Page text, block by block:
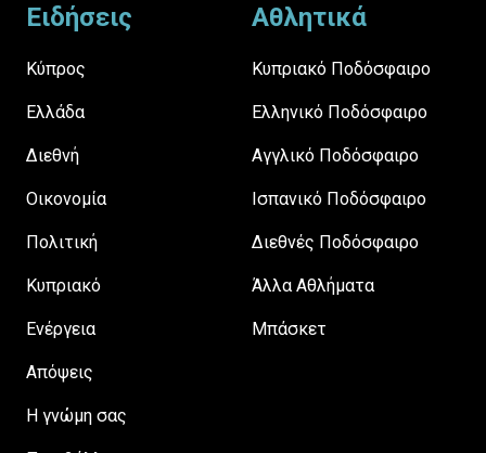
Ειδήσεις
Κύπρος
Ελλάδα
Διεθνή
Οικονομία
Πολιτική
Κυπριακό
Ενέργεια
Απόψεις
H γνώμη σας
Αθλητικά
Κυπριακό Ποδόσφαιρο
Ελληνικό Ποδόσφαιρο
Αγγλικό Ποδόσφαιρο
Ισπανικό Ποδόσφαιρο
Διεθνές Ποδόσφαιρο
Άλλα Αθλήματα
Μπάσκετ